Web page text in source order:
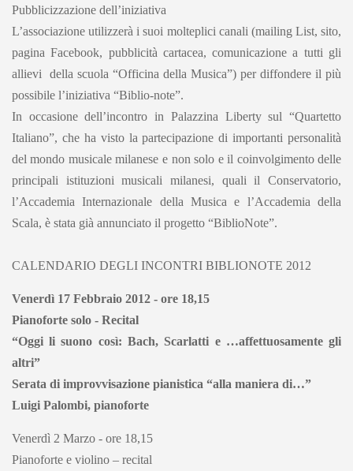
Pubblicizzazione dell’iniziativa
L’associazione utilizzerà i suoi molteplici canali (mailing List, sito,
pagina Facebook, pubblicità cartacea, comunicazione a tutti gli
allievi della scuola “Officina della Musica”) per diffondere il più
possibile l’iniziativa “Biblio-note”.
In occasione dell’incontro in Palazzina Liberty sul “Quartetto
Italiano”, che ha visto la partecipazione di importanti personalità
del mondo musicale milanese e non solo e il coinvolgimento delle
principali istituzioni musicali milanesi, quali il Conservatorio,
l’Accademia Internazionale della Musica e l’Accademia della
Scala, è stata già annunciato il progetto “BiblioNote”.
CALENDARIO DEGLI INCONTRI BIBLIONOTE 2012
Venerdì 17 Febbraio 2012 - ore 18,15
Pianoforte solo - Recital
“Oggi li suono così: Bach, Scarlatti e …affettuosamente gli
altri”
Serata di improvvisazione pianistica “alla maniera di…”
Luigi Palombi, pianoforte
Venerdì 2 Marzo - ore 18,15
Pianoforte e violino – recital